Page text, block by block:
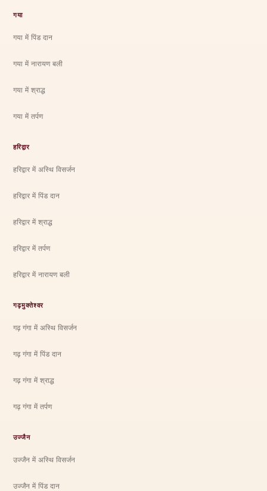
गया
गया में पिंड दान
गया में नारायण बली
गया में श्राद्ध
गया में तर्पण
हरिद्वार
हरिद्वार में अस्थि विसर्जन
हरिद्वार में पिंड दान
हरिद्वार में श्राद्ध
हरिद्वार में तर्पण
हरिद्वार में नारायण बली
गढ़मुक्तेश्वर
गढ़ गंगा में अस्थि विसर्जन
गढ़ गंगा में पिंड दान
गढ़ गंगा में श्राद्ध
गढ़ गंगा में तर्पण
उज्जैन
उज्जैन में अस्थि विसर्जन
उज्जैन में पिंड दान